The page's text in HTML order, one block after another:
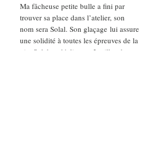
Ma fâcheuse petite bulle a fini par
trouver sa place dans l’atelier, son
nom sera Solal. Son glaçage lui assure
une solidité à toutes les épreuves de la
vie. Solal se décline en 3 tailles de